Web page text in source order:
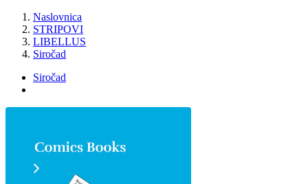
Naslovnica
STRIPOVI
LIBELLUS
Siročad
Siročad